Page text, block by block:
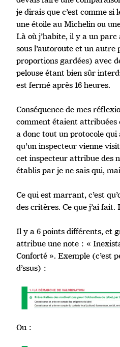
je dirais que c’est comme si
une étoile au Michelin ou
Là où j’habite, il y a un
sous l’autoroute et un
proportions gardées) avec
pelouse étant bien sûr
est fermé après 16 heures.
Conséquence de mes
comment étaient attribuées
a donc tout un protocole qui
qu’un inspecteur vienne
cet inspecteur attribue des
établis par je ne sais qui,
Ce qui est marrant, c’est
des critères. Ce que j’ai fait.
Il y a 6 points différents, et
attribue une note : «
Conforté ». Exemple (c’est
d’ssus) :
Ou :